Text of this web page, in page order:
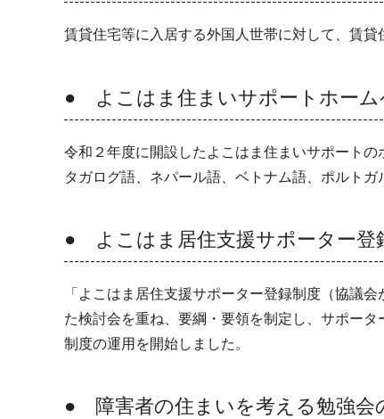
賃貸住宅等に入居する外国人世帯に対して、賃
● よこはま住まいサポートホーム
令和２年度に開設したよこはま住まいサポート
タガログ語、ネパール語、ベトナム語、ポルト
● よこはま居住支援サポーター登
「よこはま居住支援サポーター登録制度（協議
た検討会を重ね、要綱・要領を制定し、サポー
制度の運用を開始しました。
● 障害者の住まいを考える勉強会